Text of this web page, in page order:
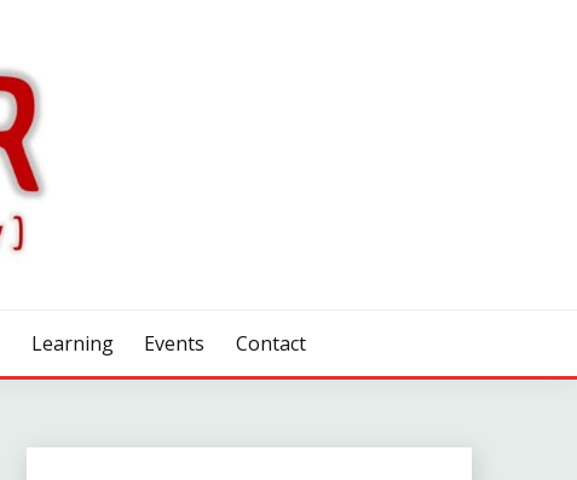
Learning Events Contact